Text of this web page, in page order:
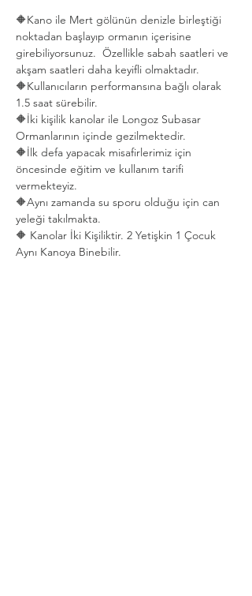
🔶Kano ile Mert gölünün denizle birleştiği
noktadan başlayıp ormanın içerisine
girebiliyorsunuz.  Özellikle sabah saatleri ve
akşam saatleri daha keyifli olmaktadır.
🔶Kullanıcıların performansına bağlı olarak
1.5 saat sürebilir.
🔶İki kişilik kanolar ile Longoz Subasar
Ormanlarının içinde gezilmektedir.
🔶İlk defa yapacak misafirlerimiz için
öncesinde eğitim ve kullanım tarifi
vermekteyiz.
🔶Aynı zamanda su sporu olduğu için can
yeleği takılmakta.
🔶 Kanolar İki Kişiliktir. 2 Yetişkin 1 Çocuk
Aynı Kanoya Binebilir.